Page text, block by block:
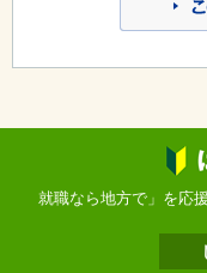
就職なら地方で」を応